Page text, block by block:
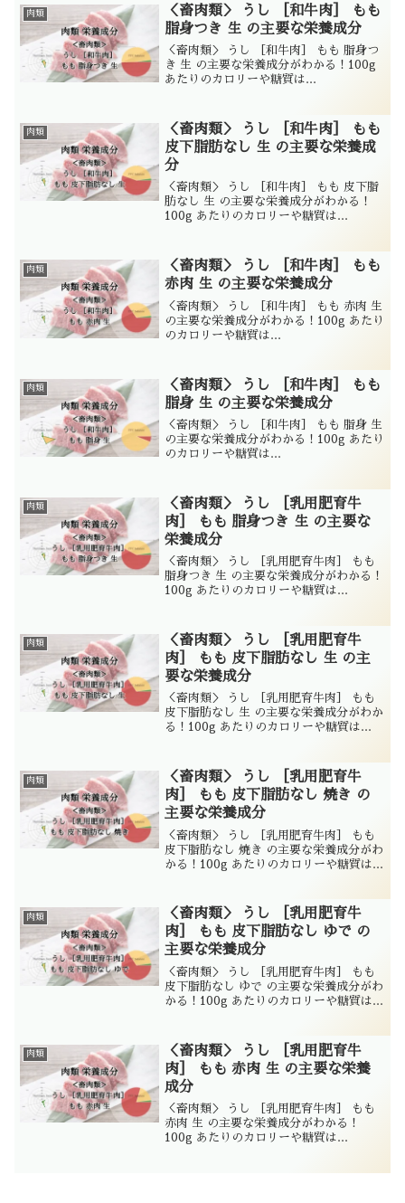
肉類
＜畜肉類＞ うし ［和牛肉］ もも
脂身つき 生 の主要な栄養成分
＜畜肉類＞ うし ［和牛肉］ もも 脂身つ
き 生 の主要な栄養成分がわかる！100g
あたりのカロリーや糖質は...
肉類
＜畜肉類＞ うし ［和牛肉］ もも
皮下脂肪なし 生 の主要な栄養成
分
＜畜肉類＞ うし ［和牛肉］ もも 皮下脂
肪なし 生 の主要な栄養成分がわかる！
100g あたりのカロリーや糖質は...
肉類
＜畜肉類＞ うし ［和牛肉］ もも
赤肉 生 の主要な栄養成分
＜畜肉類＞ うし ［和牛肉］ もも 赤肉 生
の主要な栄養成分がわかる！100g あたり
のカロリーや糖質は...
肉類
＜畜肉類＞ うし ［和牛肉］ もも
脂身 生 の主要な栄養成分
＜畜肉類＞ うし ［和牛肉］ もも 脂身 生
の主要な栄養成分がわかる！100g あたり
のカロリーや糖質は...
肉類
＜畜肉類＞ うし ［乳用肥育牛
肉］ もも 脂身つき 生 の主要な
栄養成分
＜畜肉類＞ うし ［乳用肥育牛肉］ もも
脂身つき 生 の主要な栄養成分がわかる！
100g あたりのカロリーや糖質は...
肉類
＜畜肉類＞ うし ［乳用肥育牛
肉］ もも 皮下脂肪なし 生 の主
要な栄養成分
＜畜肉類＞ うし ［乳用肥育牛肉］ もも
皮下脂肪なし 生 の主要な栄養成分がわか
る！100g あたりのカロリーや糖質は...
肉類
＜畜肉類＞ うし ［乳用肥育牛
肉］ もも 皮下脂肪なし 焼き の
主要な栄養成分
＜畜肉類＞ うし ［乳用肥育牛肉］ もも
皮下脂肪なし 焼き の主要な栄養成分がわ
かる！100g あたりのカロリーや糖質は...
肉類
＜畜肉類＞ うし ［乳用肥育牛
肉］ もも 皮下脂肪なし ゆで の
主要な栄養成分
＜畜肉類＞ うし ［乳用肥育牛肉］ もも
皮下脂肪なし ゆで の主要な栄養成分がわ
かる！100g あたりのカロリーや糖質は...
肉類
＜畜肉類＞ うし ［乳用肥育牛
肉］ もも 赤肉 生 の主要な栄養
成分
＜畜肉類＞ うし ［乳用肥育牛肉］ もも
赤肉 生 の主要な栄養成分がわかる！
100g あたりのカロリーや糖質は...